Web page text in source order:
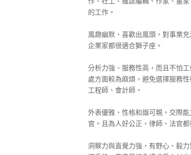
的工作。
風趣幽默、喜歡出風頭，對事業
企業家都很適合獅子座。
分析力強、服務性高，而且不怕
處方面較為麻煩，避免選擇服務
工程師、會計師。
外表優雅、性格和諧可親，交際
官。且為人好公正，律師、法官
洞察力與直覺力強，有野心、毅